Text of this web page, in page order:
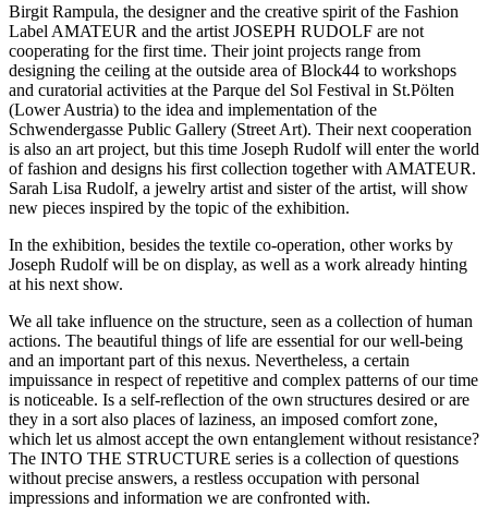
Birgit Rampula, the designer and the creative spirit of the Fashion
Label AMATEUR and the artist JOSEPH RUDOLF are not
cooperating for the first time. Their joint projects range from
designing the ceiling at the outside area of Block44 to workshops
and curatorial activities at the Parque del Sol Festival in St.Pölten
(Lower Austria) to the idea and implementation of the
Schwendergasse Public Gallery (Street Art). Their next cooperation
is also an art project, but this time Joseph Rudolf will enter the world
of fashion and designs his first collection together with AMATEUR.
Sarah Lisa Rudolf, a jewelry artist and sister of the artist, will show
new pieces inspired by the topic of the exhibition.
In the exhibition, besides the textile co-operation, other works by
Joseph Rudolf will be on display, as well as a work already hinting
at his next show.
We all take influence on the structure, seen as a collection of human
actions. The beautiful things of life are essential for our well-being
and an important part of this nexus. Nevertheless, a certain
impuissance in respect of repetitive and complex patterns of our time
is noticeable. Is a self-reflection of the own structures desired or are
they in a sort also places of laziness, an imposed comfort zone,
which let us almost accept the own entanglement without resistance?
The INTO THE STRUCTURE series is a collection of questions
without precise answers, a restless occupation with personal
impressions and information we are confronted with.